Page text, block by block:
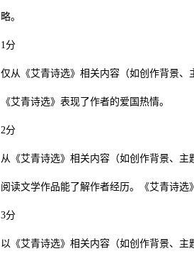
略。
1分
仅从《艾青诗选》相关内容（如创作背景、
《艾青诗选》表现了作者的爱国热情。
2分
从《艾青诗选》相关内容（如创作背景、主
阅读文学作品能了解作者经历。《艾青诗选
3分
以《艾青诗选》相关内容（如创作背景、主